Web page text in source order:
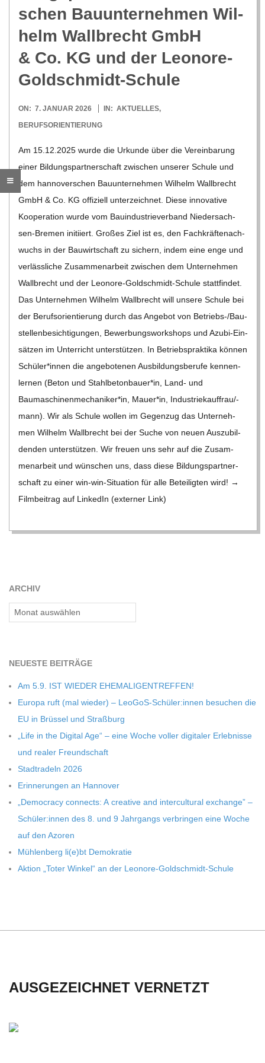
O
R
E
-
G
O
L
D
S
C
H
M
D
T
-
S
H
U
E
schen Bau­un­ter­neh­men Wil­
helm Wall­brecht GmbH
& Co. KG und der Leonore-
Goldschmidt-Schule
2026-
01-
ON: 7. JANUAR 2026 IN: AKTUELLES,
BERUFSORIENTIERUNG
Am 15.12.2025 wurde die Urkunde über die Ver­ein­ba­rung
einer Bil­dungs­part­ner­schaft zwi­schen unse­rer Schule und
dem han­no­ver­schen Bau­un­ter­neh­men Wil­helm Wall­brecht
GmbH & Co. KG offi­zi­ell unter­zeich­net. Diese inno­va­tive
Koope­ra­tion wurde vom Bau­in­dus­trie­ver­band Nie­­der­­sach­­
sen-Bre­­men initi­iert. Gro­ßes Ziel ist es, den Fach­kräf­te­nach­
wuchs in der Bau­wirt­schaft zu sichern, indem eine enge und
ver­läss­li­che Zusam­men­ar­beit zwi­schen dem Unter­neh­men
Wall­brecht und der Leo­­nore-Gol­d­­schmidt-Schule statt­fin­det.
Das Unter­neh­men Wil­helm Wall­brecht will unsere Schule bei
der Berufs­ori­en­tie­rung durch das Ange­bot von Betriebs-/Bau­
s­tel­­len­­be­­sich­­ti­­gun­­gen, Bewer­bungs­work­shops und Azubi-Ein­­
sä­t­­zen im Unter­richt unter­stüt­zen. In Betriebs­prak­tika kön­nen
Schüler*innen die ange­bo­te­nen Aus­bil­dungs­be­rufe ken­nen­
ler­nen (Beton und Stahlbetonbauer*in, Land- und
Baumaschinenmechaniker*in, Mauer*in, Indus­­trie­­kauf­frau/-
mann). Wir als Schule wol­len im Gegen­zug das Unter­neh­
men Wil­helm Wall­brecht bei der Suche von neuen Aus­zu­bil­
den­den unter­stüt­zen. Wir freuen uns sehr auf die Zusam­
men­ar­beit und wün­schen uns, dass diese Bil­dungs­part­ner­
schaft zu einer win-win-Situa­­tion für alle Betei­lig­ten wird! →
Film­bei­trag auf Lin­ke­dIn (exter­ner Link)
ARCHIV
Archiv
NEU­ESTE BEITRÄGE
Am 5.9. IST WIEDER EHEMALIGENTREFFEN!
Europa ruft (mal wie­der) – LeoGoS-Schüler:innen besu­chen die
EU in Brüs­sel und Straßburg
„Life in the Digi­tal Age“ – eine Woche vol­ler digi­ta­ler Erleb­nisse
und rea­ler Freundschaft
Stadt­ra­deln 2026
Erin­ne­run­gen an Hannover
„Demo­cracy con­nects: A crea­tive and inter­cul­tu­ral exch­ange” –
Schüler:innen des 8. und 9 Jahr­gangs ver­brin­gen eine Woche
auf den Azoren
Müh­len­berg li(e)bt Demokratie
Aktion „Toter Win­kel“ an der Leonore-Goldschmidt-Schule
AUSGEZEICHNET VERNETZT